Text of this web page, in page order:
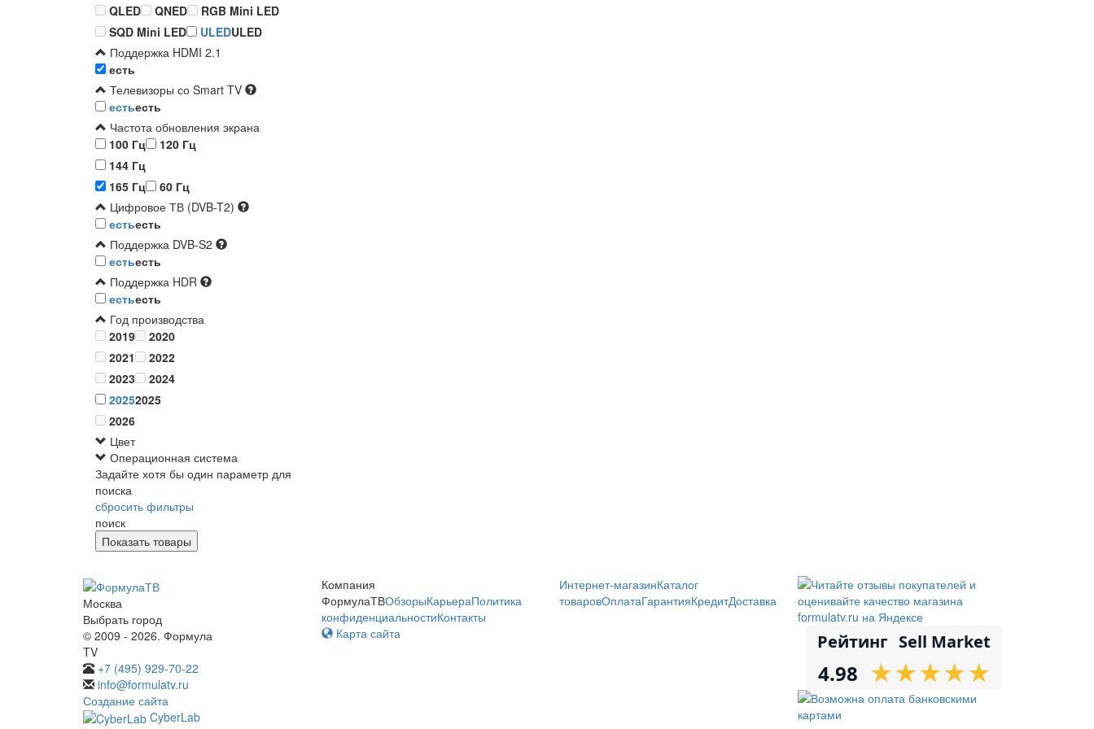
QLED
QNED
RGB Mini LED
SQD Mini LED
ULEDULED
Поддержка HDMI 2.1
есть
Телевизоры со Smart TV
естьесть
Частота обновления экрана
100 Гц
120 Гц
144 Гц
165 Гц
60 Гц
Цифровое ТВ (DVB-T2)
естьесть
Поддержка DVB-S2
естьесть
Поддержка HDR
естьесть
Год производства
2019
2020
2021
2022
2023
2024
20252025
2026
Цвет
Операционная система
Задайте хотя бы один параметр для
поиска
сбросить фильтры
поиск
Москва
Выбрать город
© 2009 - 2026. Формула
TV
+7 (495) 929-70-22
info@formulatv.ru
Создание сайта
CyberLab
Компания
ФормулаТВОбзорыКарьераПолитика
конфиденциальностиКонтакты
Интернет-магазинКаталог
товаровОплатаГарантияКредитДоставка
Карта сайта
Рейтинг Sell Market
4.98 ★
★★
★★
★★
★★
★